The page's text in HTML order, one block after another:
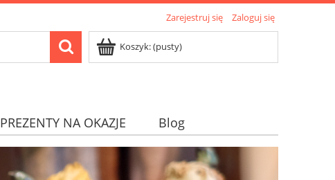
Zarejestruj się Zaloguj się
Koszyk:(pusty)
PREZENTY NA OKAZJE Blog